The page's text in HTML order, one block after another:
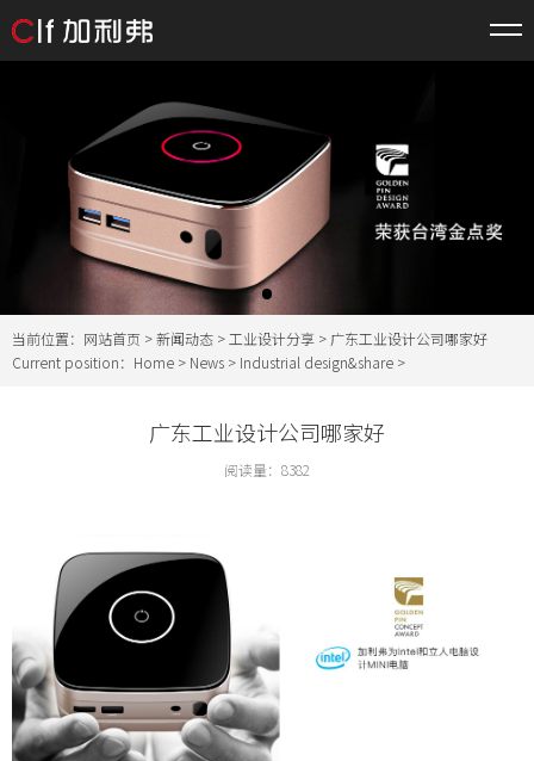
当前位置： 网站首页 >新闻动态 > 工业设计分享 > 广东工业设计公司哪家好
Current position： Home > News > Industrial design&share >
广东工业设计公司哪家好
阅读量： 8382